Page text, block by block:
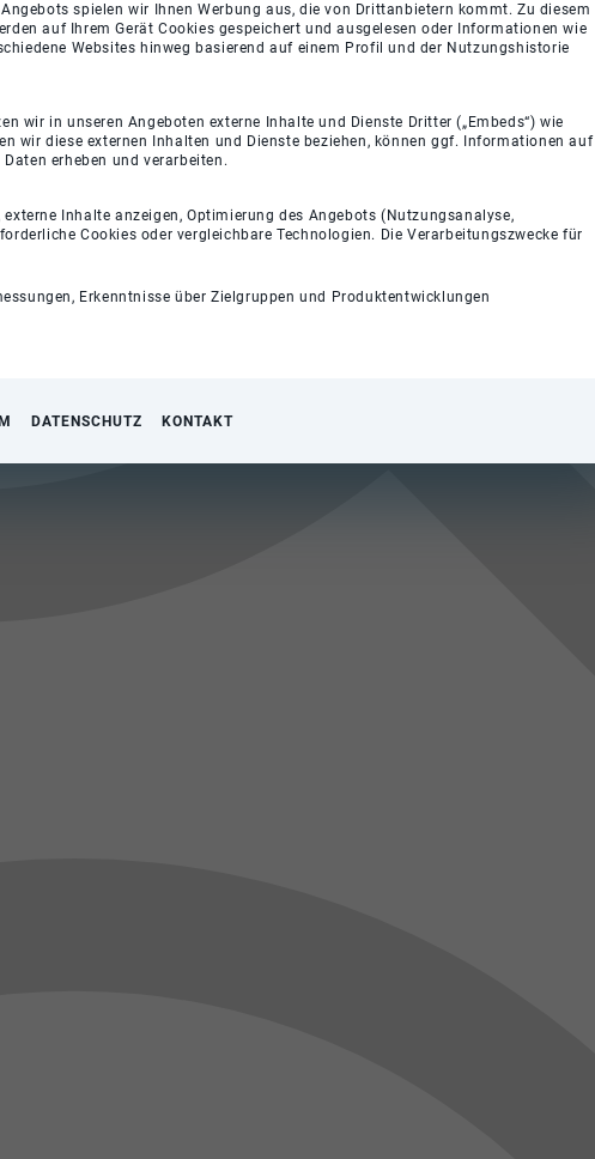
spielen wir Ihnen Werbung aus, die von Drittanbietern kommt. Zu diesem
auf Ihrem Gerät Cookies gespeichert und ausgelesen oder Informationen wie
Websites hinweg basierend auf einem Profil und der Nutzungshistorie
wir in unseren Angeboten externe Inhalte und Dienste Dritter („Embeds“) wie
wir diese externen Inhalten und Dienste beziehen, können ggf. Informationen auf
erheben und verarbeiten.
Inhalte anzeigen, Optimierung des Angebots (Nutzungsanalyse,
Cookies oder vergleichbare Technologien. Die Verarbeitungszwecke für
Erkenntnisse über Zielgruppen und Produktentwicklungen
DATENSCHUTZ KONTAKT